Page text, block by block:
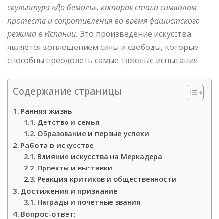
скульптура «До-бемоль», которая стала символом
протеста и сопротивления во время фашистского
режима в Испании. Это произведение искусства
является воплощением силы и свободы, которые
способны преодолеть самые тяжелые испытания.
Содержание страницы
Ранняя жизнь
Детство и семья
Образование и первые успехи
Работа в искусстве
Влияние искусства на Меркадера
Проекты и выставки
Реакция критиков и общественности
Достижения и признание
Награды и почетные звания
Вопрос-ответ: